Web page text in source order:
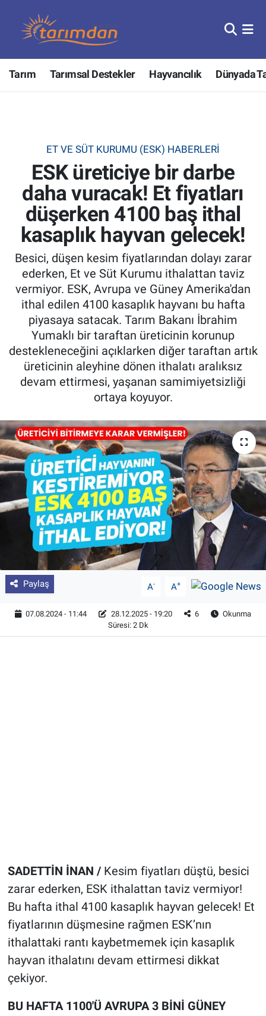
Tarım Tarımsal Destekler Hayvancılık Dünyada
ET VE SÜT KURUMU (ESK) HABERLERI
ESK üreticiye bir darbe
daha vuracak! Et fiyatları
düşerken 4100 baş ithal
kasaplık hayvan gelecek!
Besici, düşen kesim fiyatlarından dolayı zarar
ederken, Et ve Süt Kurumu ithalattan taviz
vermiyor. ESK, Avrupa ve Güney Amerika'dan
ithal edilen 4100 kasaplık hayvanı bu hafta
piyasaya satacak. Tarım Bakanı İbrahim
Yumaklı bir taraftan üreticinin korunup
destekleneceğini açıklarken diğer taraftan artık
üreticinin aleyhine dönen ithalatı aralıksız
devam ettirmesi, yaşanan samimiyetsizliği
ortaya koyuyor.
Paylaş A- A+
07.08.2024 - 11:44 28.12.2025 - 19:20 6
Okunma
Süresi: 2 Dk
SADETTİN İNAN / Kesim fiyatları düştü, besici
zarar ederken, ESK ithalattan taviz vermiyor!
Bu hafta ithal 4100 kasaplık hayvan gelecek! Et
fiyatlarının düşmesine rağmen ESK’nın
ithalattaki rantı kaybetmemek için kasaplık
hayvan ithalatını devam ettirmesi dikkat
çekiyor.
BU HAFTA 1100'Ü AVRUPA 3 BİNİ GÜNEY
Tarım
Hayvancılık
Tarımsal Destekler
Tarım Bakanlığı
TZOB
Tarım Kredi Kooperatifleri
Pankobirlik
Et fiyatları
Tarım Bilgisi
Yetiştirici Soruyor
Üretici Birlikleri
Şeker ve Şekerli Mamüller
Tahıllar ve Baklagiller
Tohum
Nöbetçi Eczaneler
Hava Durumu
Tüm Manşetler
Son Dakika Haberleri
Haber Arşivi